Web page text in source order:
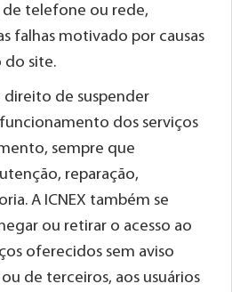
de telefone ou rede,
falhas motivado por causas
do site.
direito de suspender
dos serviços
sempre que
reparação,
A ICNEX também se
ou retirar o acesso ao
oferecidos sem aviso
de terceiros, aos usuários